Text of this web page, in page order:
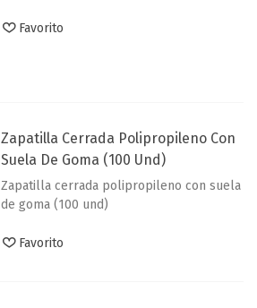
Favorito
Zapatilla Cerrada Polipropileno Con
Suela De Goma (100 Und)
Zapatilla cerrada polipropileno con suela
de goma (100 und)
Favorito